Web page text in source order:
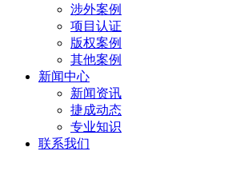
涉外案例
项目认证
版权案例
其他案例
新闻中心
新闻资讯
捷成动态
专业知识
联系我们